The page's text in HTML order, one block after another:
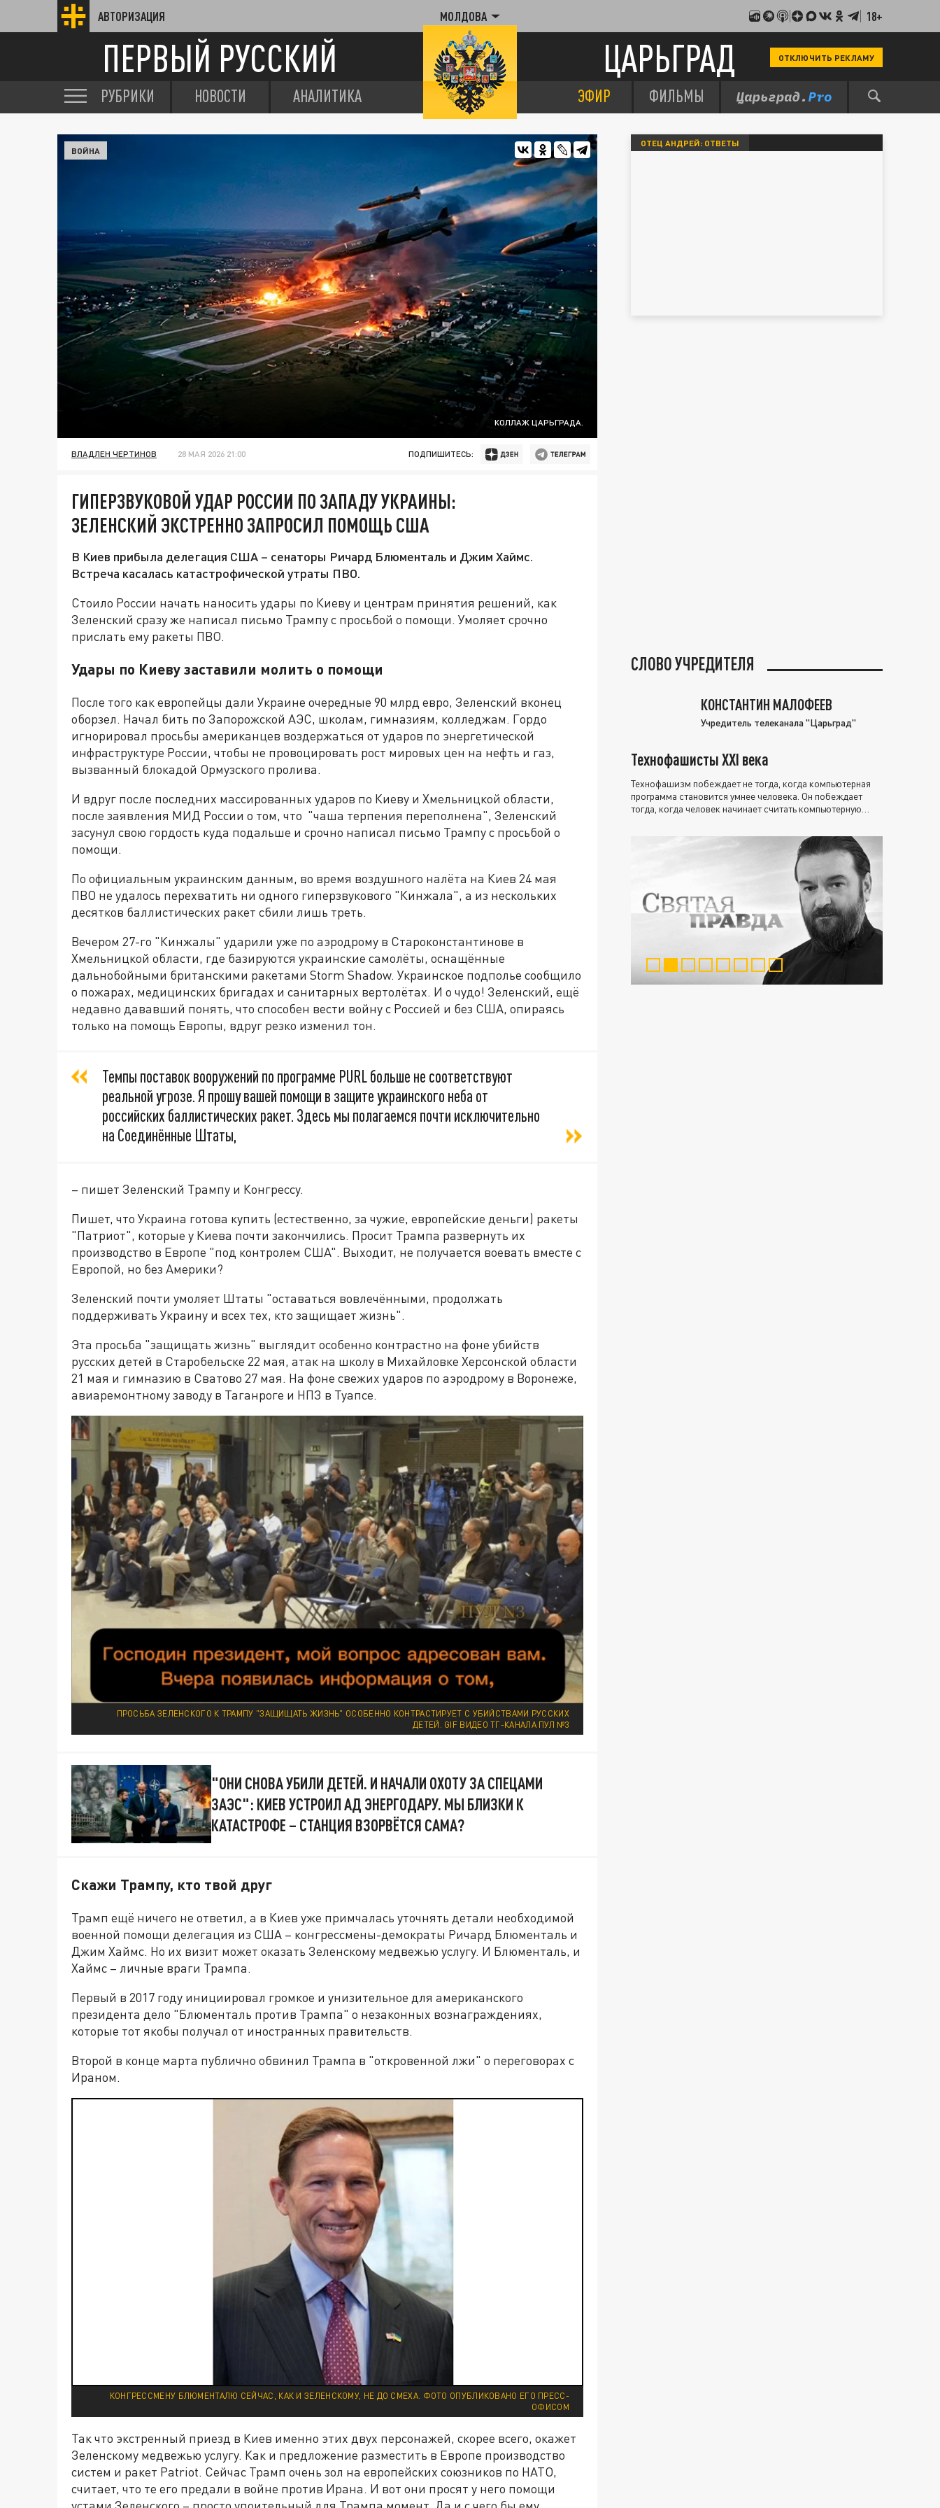
АВТОРИЗАЦИЯ МОЛДОВА 18+
ПЕРВЫЙ РУССКИЙ ЦАРЬГРАД ОТКЛЮЧИТЬ РЕКЛАМУ
РУБРИКИ НОВОСТИ АНАЛИТИКА ЭФИР ФИЛЬМЫ
КОЛЛАЖ ЦАРЬГРАДА.
ВОЙНА
ВЛАДЛЕН ЧЕРТИНОВ 28 МАЯ 2026 21:00 ПОДПИШИТЕСЬ:
ГИПЕРЗВУКОВОЙ УДАР РОССИИ ПО ЗАПАДУ УКРАИНЫ:
ЗЕЛЕНСКИЙ ЭКСТРЕННО ЗАПРОСИЛ ПОМОЩЬ США
В Киев прибыла делегация США – сенаторы Ричард Блюменталь и Джим Хаймс.
Встреча касалась катастрофической утраты ПВО.
Стоило России начать наносить удары по Киеву и центрам принятия решений, как
Зеленский сразу же написал письмо Трампу с просьбой о помощи. Умоляет срочно
прислать ему ракеты ПВО.
Удары по Киеву заставили молить о помощи
После того как европейцы дали Украине очередные 90 млрд евро, Зеленский вконец
оборзел. Начал бить по Запорожской АЭС, школам, гимназиям, колледжам. Гордо
игнорировал просьбы американцев воздержаться от ударов по энергетической
инфраструктуре России, чтобы не провоцировать рост мировых цен на нефть и газ,
вызванный блокадой Ормузского пролива.
И вдруг после последних массированных ударов по Киеву и Хмельницкой области,
после заявления МИД России о том, что "чаша терпения переполнена", Зеленский
засунул свою гордость куда подальше и срочно написал письмо Трампу с просьбой о
помощи.
По официальным украинским данным, во время воздушного налёта на Киев 24 мая
ПВО не удалось перехватить ни одного гиперзвукового "Кинжала", а из нескольких
десятков баллистических ракет сбили лишь треть.
Вечером 27-го "Кинжалы" ударили уже по аэродрому в Староконстантинове в
Хмельницкой области, где базируются украинские самолёты, оснащённые
дальнобойными британскими ракетами Storm Shadow. Украинское подполье сообщило
о пожарах, медицинских бригадах и санитарных вертолётах. И о чудо! Зеленский, ещё
недавно дававший понять, что способен вести войну с Россией и без США, опираясь
только на помощь Европы, вдруг резко изменил тон.
Темпы поставок вооружений по программе PURL больше не соответствуют
реальной угрозе. Я прошу вашей помощи в защите украинского неба от
российских баллистических ракет. Здесь мы полагаемся почти исключительно
на Соединённые Штаты,
– пишет Зеленский Трампу и Конгрессу.
Пишет, что Украина готова купить (естественно, за чужие, европейские деньги) ракеты
"Патриот", которые у Киева почти закончились. Просит Трампа развернуть их
производство в Европе "под контролем США". Выходит, не получается воевать вместе с
Европой, но без Америки?
Зеленский почти умоляет Штаты "оставаться вовлечёнными, продолжать
поддерживать Украину и всех тех, кто защищает жизнь".
Эта просьба "защищать жизнь" выглядит особенно контрастно на фоне убийств
русских детей в Старобельске 22 мая, атак на школу в Михайловке Херсонской области
21 мая и гимназию в Сватово 27 мая. На фоне свежих ударов по аэродрому в Воронеже,
авиаремонтному заводу в Таганроге и НПЗ в Туапсе.
ПРОСЬБА ЗЕЛЕНСКОГО К ТРАМПУ "ЗАЩИЩАТЬ ЖИЗНЬ" ОСОБЕННО КОНТРАСТИРУЕТ С УБИЙСТВАМИ РУССКИХ
ДЕТЕЙ. GIF ВИДЕО ТГ-КАНАЛА ПУЛ №3
"ОНИ СНОВА УБИЛИ ДЕТЕЙ. И НАЧАЛИ ОХОТУ ЗА СПЕЦАМИ
ЗАЭС": КИЕВ УСТРОИЛ АД ЭНЕРГОДАРУ. МЫ БЛИЗКИ К
КАТАСТРОФЕ – СТАНЦИЯ ВЗОРВЁТСЯ САМА?
Скажи Трампу, кто твой друг
Трамп ещё ничего не ответил, а в Киев уже примчалась уточнять детали необходимой
военной помощи делегация из США – конгрессмены-демократы Ричард Блюменталь и
Джим Хаймс. Но их визит может оказать Зеленскому медвежью услугу. И Блюменталь, и
Хаймс – личные враги Трампа.
Первый в 2017 году инициировал громкое и унизительное для американского
президента дело "Блюменталь против Трампа" о незаконных вознаграждениях,
которые тот якобы получал от иностранных правительств.
Второй в конце марта публично обвинил Трампа в "откровенной лжи" о переговорах с
Ираном.
КОНГРЕССМЕНУ БЛЮМЕНТАЛЮ СЕЙЧАС, КАК И ЗЕЛЕНСКОМУ, НЕ ДО СМЕХА. ФОТО ОПУБЛИКОВАНО ЕГО ПРЕСС-
ОФИСОМ
Так что экстренный приезд в Киев именно этих двух персонажей, скорее всего, окажет
Зеленскому медвежью услугу. Как и предложение разместить в Европе производство
систем и ракет Patriot. Сейчас Трамп очень зол на европейских союзников по НАТО,
считает, что те его предали в войне против Ирана. И вот они просят у него помощи
ОТЕЦ АНДРЕЙ: ОТВЕТЫ
СЛОВО УЧРЕДИТЕЛЯ
КОНСТАНТИН МАЛОФЕЕВ
Учредитель телеканала "Царьград"
Технофашисты XXI века
Технофашизм побеждает не тогда, когда компьютерная
программа становится умнее человека. Он побеждает
тогда, когда человек начинает считать компьютерную